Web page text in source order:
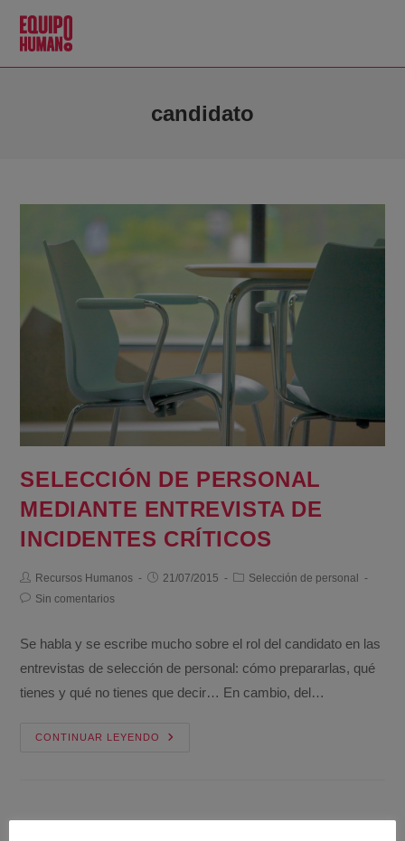
candidato
SELECCIÓN DE PERSONAL
MEDIANTE ENTREVISTA DE
INCIDENTES CRÍTICOS
Recursos Humanos 21/07/2015
Selección de personal
Sin comentarios
Se habla y se escribe mucho sobre el rol del candidato en las
entrevistas de selección de personal: cómo prepararlas, qué
tienes y qué no tienes que decir… En cambio, del…
CONTINUAR LEYENDO